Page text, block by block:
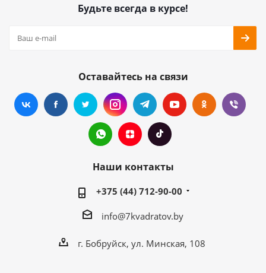
Будьте всегда в курсе!
Оставайтесь на связи
Наши контакты
+375 (44) 712-90-00
info@7kvadratov.by
г. Бобруйск, ул. Минская, 108